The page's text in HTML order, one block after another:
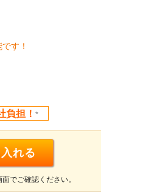
す！
負担！ *
れる
でご確認ください。